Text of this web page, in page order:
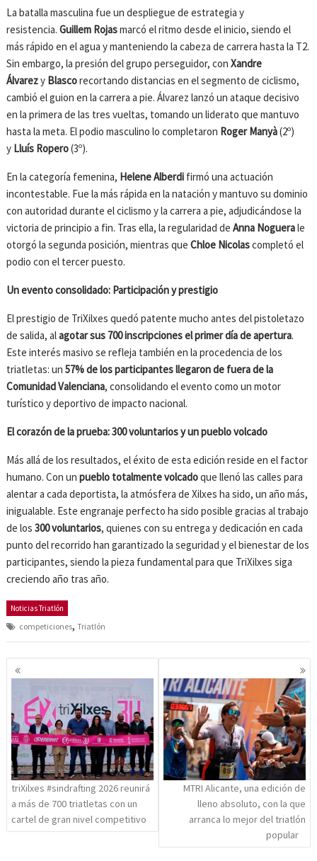
La batalla masculina fue un despliegue de estrategia y
resistencia.Guillem Rojasmarcó el ritmo desde el inicio, siendo el
más rápido en el agua y manteniendo la cabeza de carrera hasta la T2.
Sin embargo, la presión del grupo perseguidor, conXandre
Álvarezy Blascorecortando distancias en el segmento de ciclismo,
cambió el guion en la carrera a pie. Álvarez lanzó un ataque decisivo
en la primera de las tres vueltas, tomando un liderato que mantuvo
hasta la meta. El podio masculino lo completaron Roger Manyà(2º)
y Lluís Ropero(3º).
En la categoría femenina, Helene Alberdi firmó una actuación
incontestable. Fue la más rápida en la natación y mantuvo su dominio
con autoridad durante el ciclismo y la carrera a pie, adjudicándose la
victoria de principio a fin. Tras ella, la regularidad deAnna Noguerale
otorgó la segunda posición, mientras queChloe Nicolascompletó el
podio con el tercer puesto.
Un evento consolidado: Participación y prestigio
El prestigio de TriXilxes quedó patente mucho antes del pistoletazo
de salida, alagotar sus 700 inscripciones el primer día de apertura.
Este interés masivo se refleja también en la procedencia de los
triatletas: un57% de los participantes llegaron de fuera de la
Comunidad Valenciana, consolidando el evento como un motor
turístico y deportivo de impacto nacional.
El corazón de la prueba: 300 voluntarios y un pueblo volcado
Más allá de los resultados, el éxito de esta edición reside en el factor
humano. Con unpueblo totalmente volcadoque llenó las calles para
alentar a cada deportista, la atmósfera de Xilxes ha sido, un año más,
inigualable. Este engranaje perfecto ha sido posible gracias al trabajo
de los300 voluntarios, quienes con su entrega y dedicación en cada
punto del recorrido han garantizado la seguridad y el bienestar de los
participantes, siendo la pieza fundamental para que TriXilxes siga
creciendo año tras año.
Noticias Triatlón
competiciones,Triatlón
Navegación
de
entradas
triXilxes #sindrafting 2026 reunirá
a más de 700 triatletas con un
cartel de gran nivel competitivo
MTRI Alicante, una edición de
lleno absoluto, con la que
arranca lo mejor del triatlón
popular